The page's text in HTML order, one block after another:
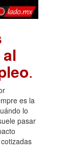
.
es la
lo
pasar